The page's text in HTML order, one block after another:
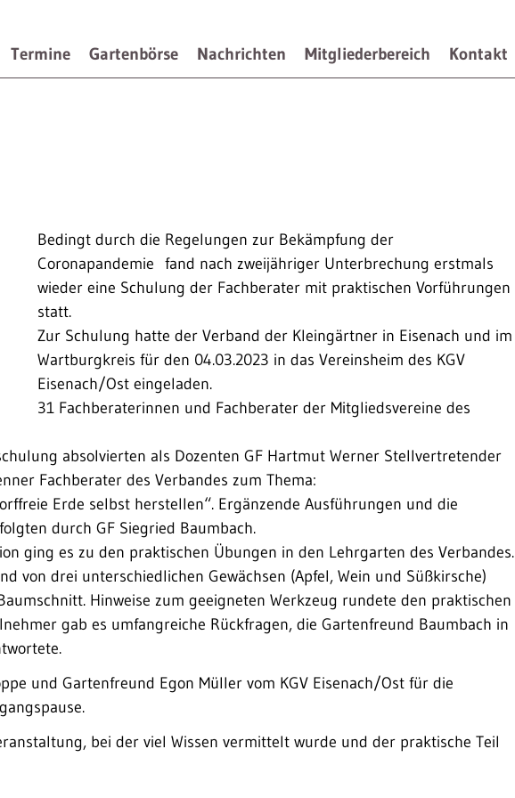
Termine Gartenbörse Nachrichten Mitgliederbereich Kontakt
Bedingt durch die Regelungen zur Bekämpfung der
Coronapandemie fand nach zweijähriger Unterbrechung erstmals
wieder eine Schulung der Fachberater mit praktischen Vorführungen
statt.
Zur Schulung hatte der Verband der Kleingärtner in Eisenach und im
Wartburgkreis für den 04.03.2023 in das Vereinsheim des KGV
Eisenach/Ost eingeladen.
31 Fachberaterinnen und Fachberater der Mitgliedsvereine des
absolvierten als Dozenten GF Hartmut Werner Stellvertretender
Fachberater des Verbandes zum Thema:
Erde selbst herstellen“. Ergänzende Ausführungen und die
durch GF Siegried Baumbach.
ging es zu den praktischen Übungen in den Lehrgarten des Verbandes.
von drei unterschiedlichen Gewächsen (Apfel, Wein und Süßkirsche)
Hinweise zum geeigneten Werkzeug rundete den praktischen
gab es umfangreiche Rückfragen, die Gartenfreund Baumbach in
und Gartenfreund Egon Müller vom KGV Eisenach/Ost für die
bei der viel Wissen vermittelt wurde und der praktische Teil